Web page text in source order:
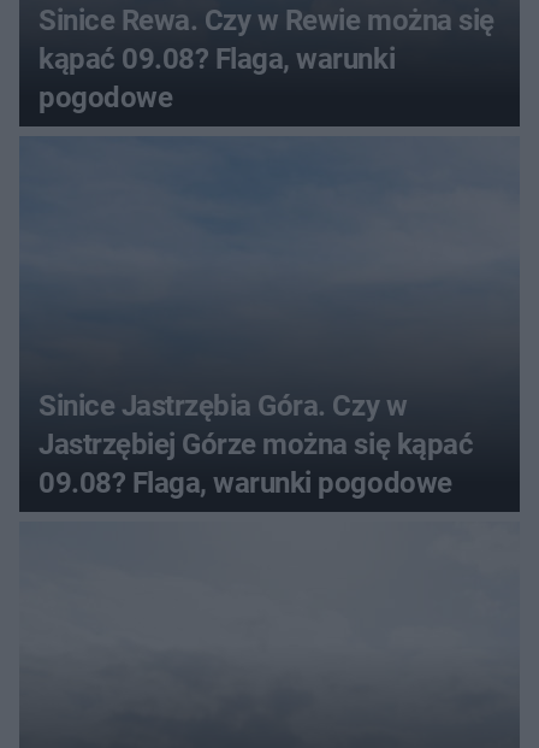
Sinice Rewa. Czy w Rewie można się
kąpać 09.08? Flaga, warunki
pogodowe
Sinice Jastrzębia Góra. Czy w
Jastrzębiej Górze można się kąpać
09.08? Flaga, warunki pogodowe